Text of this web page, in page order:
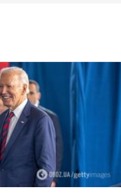
Байдена назвала
про його
уваги